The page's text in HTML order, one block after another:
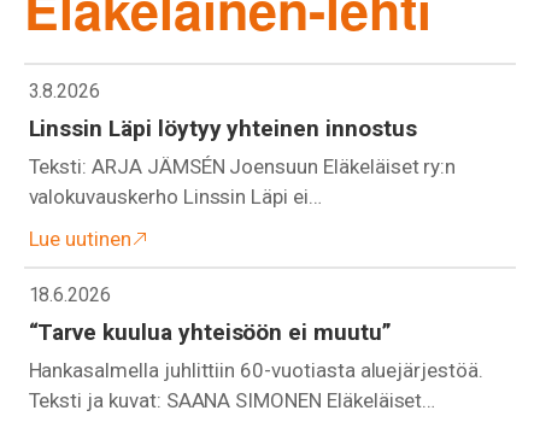
3.8.2026
Linssin Läpi löytyy yhteinen innostus
Teksti: ARJA JÄMSÉN Joensuun Eläkeläiset ry:n
valokuvauskerho Linssin Läpi ei…
Lue uutinen
18.6.2026
“Tarve kuulua yhteisöön ei muutu”
Hankasalmella juhlittiin 60-vuotiasta aluejärjestöä.
Teksti ja kuvat: SAANA SIMONEN Eläkeläiset…